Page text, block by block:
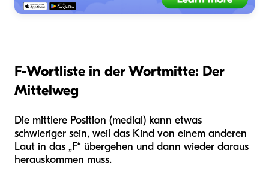
F-Wortliste in der Wortmitte: Der
Mittelweg
Die mittlere Position (medial) kann etwas
schwieriger sein, weil das Kind von einem anderen
Laut in das „F“ übergehen und dann wieder daraus
herauskommen muss.